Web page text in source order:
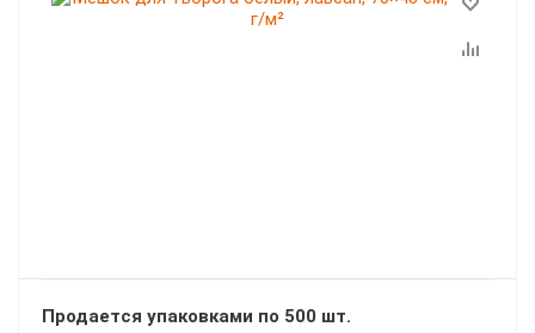
Продается упаковками по 500 шт.